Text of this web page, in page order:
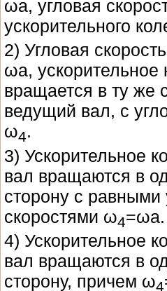
ωa, угловая
ускорительного
2) Угловая
ωa, ускорительное
вращается в ту же
ведущий вал, с
ω4.
3) Ускорительное
вал вращаются в
сторону с равными
скоростями ω4=ωa.
4) Ускорительное
вал вращаются в
сторону, причем ω4